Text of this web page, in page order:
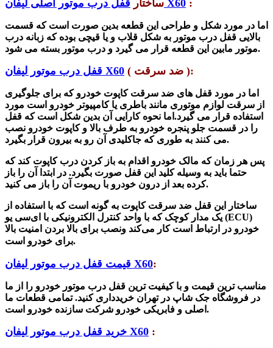
ساختار قفل درب موتور اصلی لیفان X60 :
اما در مورد شکل و طراحی این قطعه بدین صورت است که قسمت
بالایی قفل درب موتور به شکل قلاب و یا قیچی بوده که زبانه درب
موتور مابین این قطعه قرار می گیرد و درب موتور بسته می شود.
قفل درب موتور لیفان X60 ( ضد سرقت ):
اما در مورد قفل های ضد سرقت کاپوت خودرو که برای جلوگیری
از سرقت لوازم موتوری مانند باطری یا کامپیوتر خودرو است مورد
استفاده قرار می گیرد.اما نحوه کارایی آن بدین شکل است که قفل
را در قسمت جلو پنجره خودرو به طرف بالا و کاپوت خودرو نصب
می کنند به طوری که جاکلیدی آن رو به بیرون قرار بگیرد.
پس هر زمان که مالک خودرو اقدام به باز کردن درب کاپوت کند که
حتما باید به وسیله کلید این قفل صورت بگیرد. در ابتدا آن را باز
کرده بعد از درون خودرو با ریموت آن را باز می کنید.
ساختار این قفل ضد سرقت کاپوت به گونه است که با استفاده از
یک مدار کوچک که با واحد کنترل الکترونیکی با ای‌سی ‌یو (ECU)
خودرو در ارتباط است کار می‌کند ونصب برای بالا بردن امنیت بالا
برای خودرو است.
قیمت قفل درب موتور لیفان X60:
مناسب ترین قیمت و با کیفیت ترین قفل درب موتور خودرو را از ما
در فروشگاه جک شاپ در تهران خریدداری کنید. تمامی قطعات ما
اصلی و فابریکی خودرو شرکت سازنده خودرو است.
خرید قفل درب موتور لیفان X60 :